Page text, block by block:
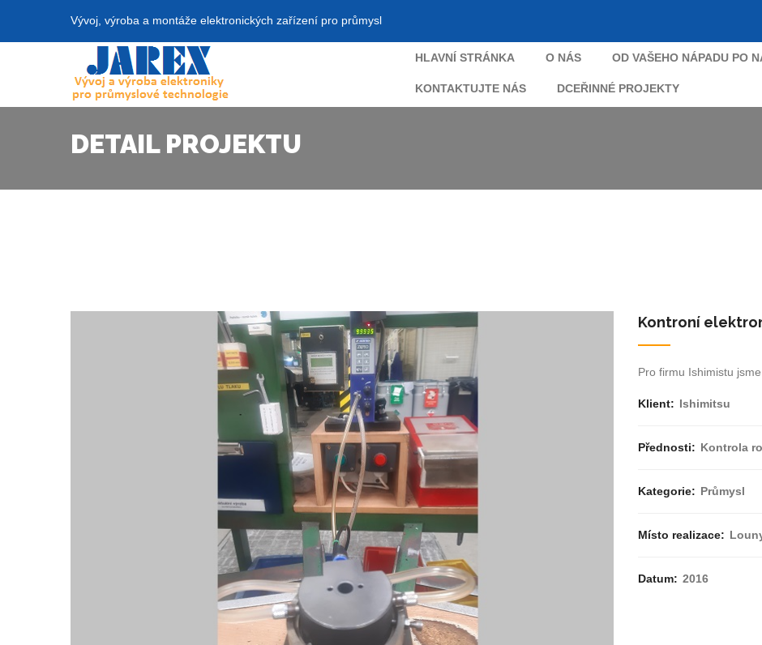
Vývoj, výroba a montáže elektronických zařízení pro průmysl
HLAVNÍ STRÁNKA O NÁS OD VAŠEHO NÁPADU PO
KONTAKTUJTE NÁS DCEŘINNÉ PROJEKTY
DETAIL PROJEKTU
Kontroní
Pro firmu Ishimistu
Klient: Ishimitsu
Přednosti: Kontrola
Kategorie: Průmysl
Místo realizace:
Datum: 2016